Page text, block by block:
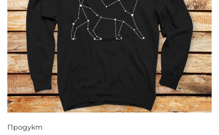
Продукт